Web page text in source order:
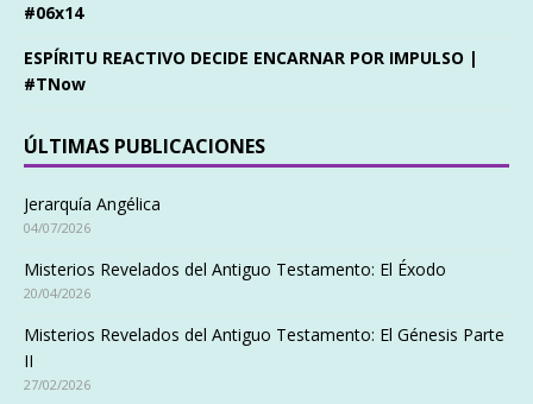
#06x14
ESPÍRITU REACTIVO DECIDE ENCARNAR POR IMPULSO |
#TNow
ÚLTIMAS PUBLICACIONES
Jerarquía Angélica
04/07/2026
Misterios Revelados del Antiguo Testamento: El Éxodo
20/04/2026
Misterios Revelados del Antiguo Testamento: El Génesis Parte
II
27/02/2026